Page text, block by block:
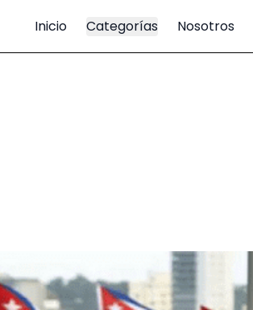
Inicio Categorías Nosotros